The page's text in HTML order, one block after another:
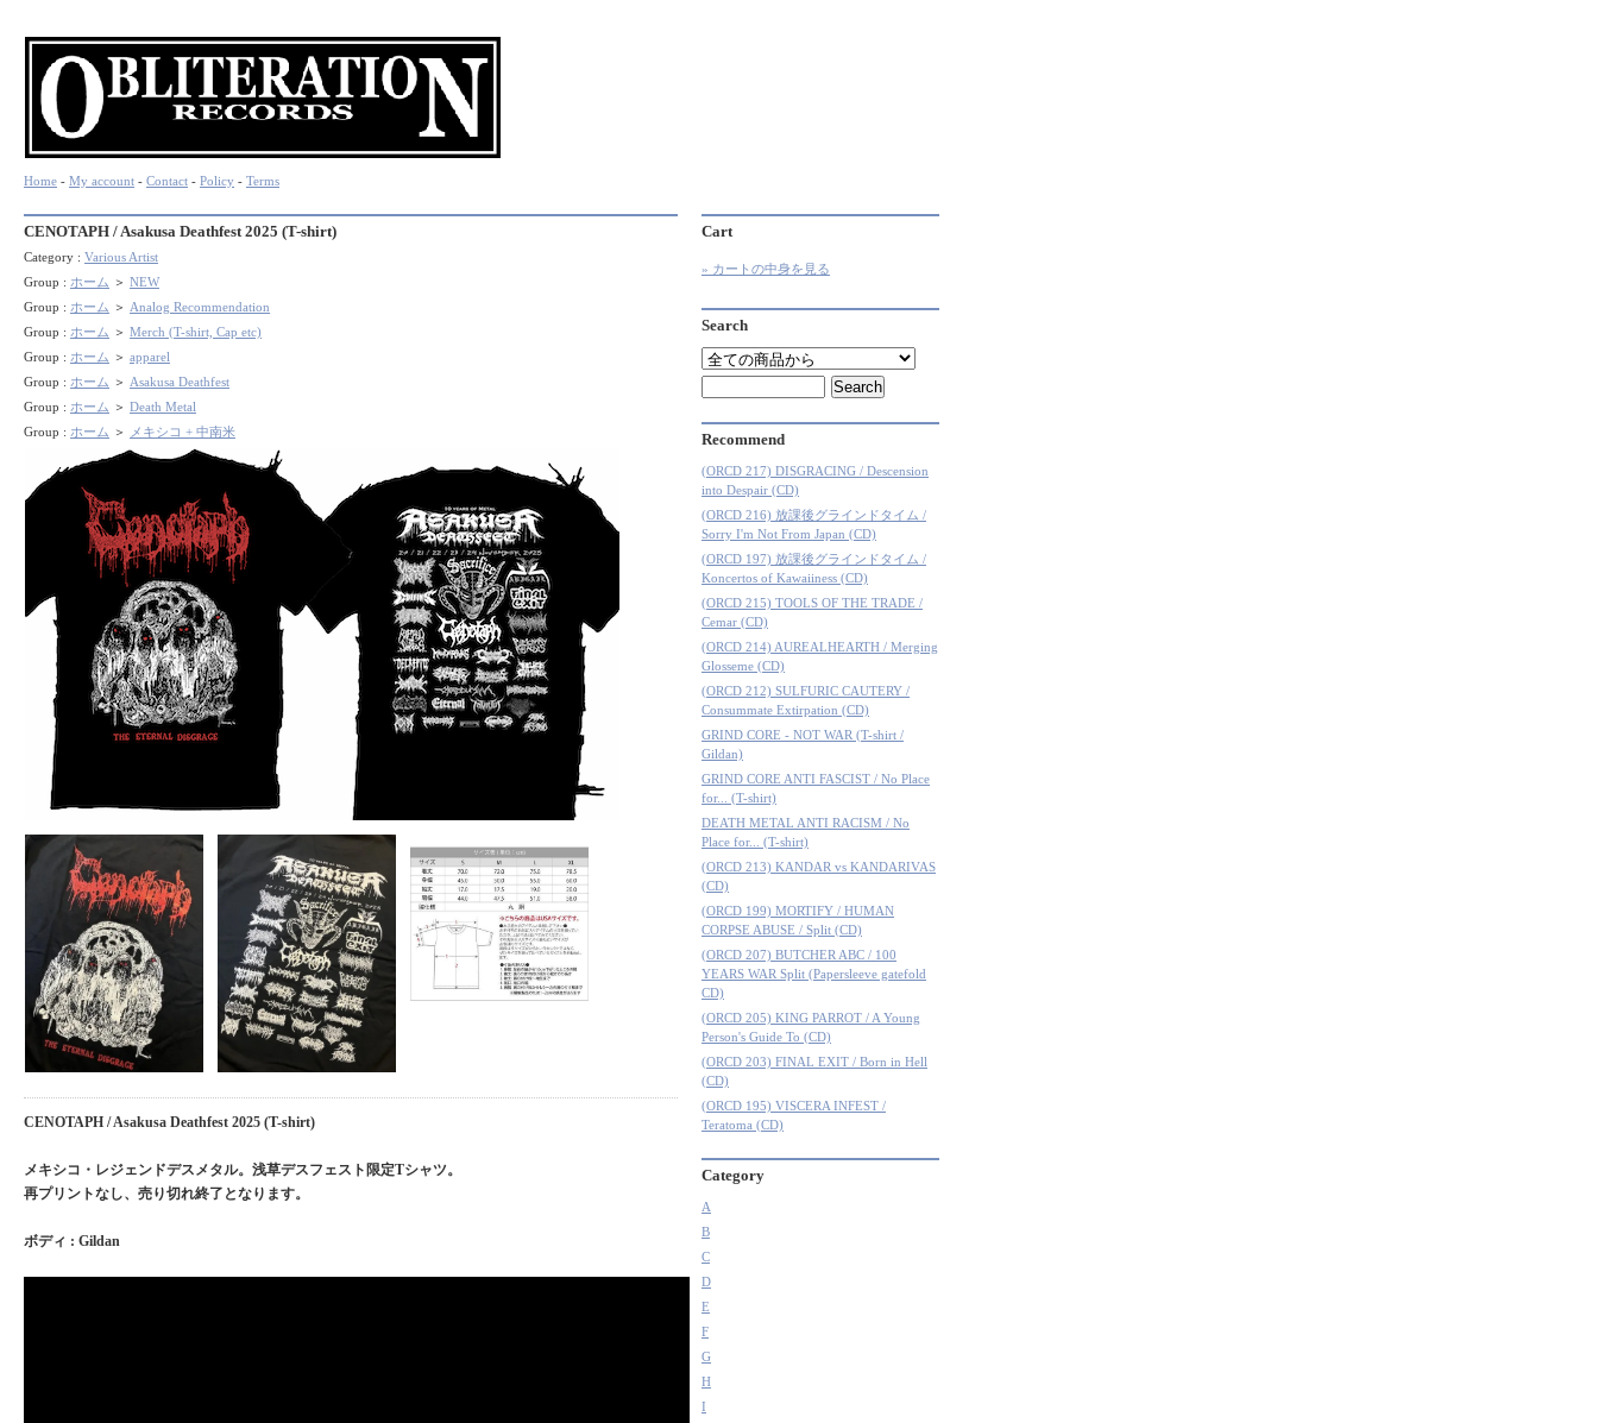
Home - My account - Contact - Policy - Terms
CENOTAPH / Asakusa Deathfest 2025 (T-shirt)
Category : Various Artist
Group : ホーム ＞ NEW
Group : ホーム ＞ Analog Recommendation
Group : ホーム ＞ Merch (T-shirt, Cap etc)
Group : ホーム ＞ apparel
Group : ホーム ＞ Asakusa Deathfest
Group : ホーム ＞ Death Metal
Group : ホーム ＞ メキシコ + 中南米
CENOTAPH / Asakusa Deathfest 2025 (T-shirt)
メキシコ・レジェンドデスメタル。浅草デスフェスト限定Tシャツ。
再プリントなし、売り切れ終了となります。
ボディ : Gildan
Cart
» カートの中身を見る
Search
Recommend
(ORCD 217) DISGRACING / Descension
into Despair (CD)
(ORCD 216) 放課後グラインドタイム /
Sorry I'm Not From Japan (CD)
(ORCD 197) 放課後グラインドタイム /
Koncertos of Kawaiiness (CD)
(ORCD 215) TOOLS OF THE TRADE /
Cemar (CD)
(ORCD 214) AUREALHEARTH / Merging
Glosseme (CD)
(ORCD 212) SULFURIC CAUTERY /
Consummate Extirpation (CD)
GRIND CORE - NOT WAR (T-shirt /
Gildan)
GRIND CORE ANTI FASCIST / No Place
for... (T-shirt)
DEATH METAL ANTI RACISM / No
Place for... (T-shirt)
(ORCD 213) KANDAR vs KANDARIVAS
(CD)
(ORCD 199) MORTIFY / HUMAN
CORPSE ABUSE / Split (CD)
(ORCD 207) BUTCHER ABC / 100
YEARS WAR Split (Papersleeve gatefold
CD)
(ORCD 205) KING PARROT / A Young
Person's Guide To (CD)
(ORCD 203) FINAL EXIT / Born in Hell
(CD)
(ORCD 195) VISCERA INFEST /
Teratoma (CD)
Category
A
B
C
D
E
F
G
H
I